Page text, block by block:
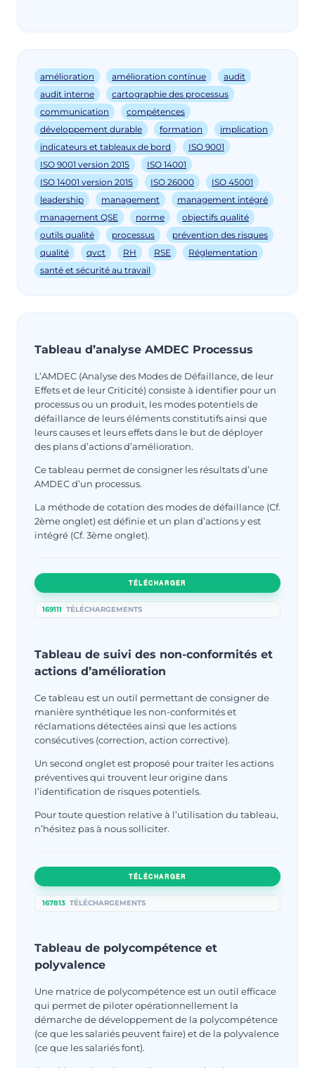
amélioration amélioration continue
audit
audit interne
cartographie des processus
communication
compétences
développement durable
formation
implication
indicateurs et tableaux de bord
ISO 9001
ISO 9001 version 2015
ISO 14001
ISO 14001 version 2015
ISO 26000
ISO 45001
leadership
management
management intégré
management QSE
norme
objectifs qualité
outils qualité
processus
prévention des risques
qualité
qvct RH RSE
Réglementation
santé et sécurité au travail
Tableau d’analyse AMDEC Processus
L’AMDEC (Analyse des Modes de Défaillance, de leur
Effets et de leur Criticité) consiste à identifier pour un
processus ou un produit, les modes potentiels de
défaillance de leurs éléments constitutifs ainsi que
leurs causes et leurs effets dans le but de déployer
des plans d’actions d’amélioration.
Ce tableau permet de consigner les résultats d’une
AMDEC d’un processus.
La méthode de cotation des modes de défaillance (Cf.
2ème onglet) est définie et un plan d’actions y est
intégré (Cf. 3ème onglet).
TÉLÉCHARGER
169111 TÉLÉCHARGEMENTS
Tableau de suivi des non-conformités et
actions d’amélioration
Ce tableau est un outil permettant de consigner de
manière synthétique les non-conformités et
réclamations détectées ainsi que les actions
consécutives (correction, action corrective).
Un second onglet est proposé pour traiter les actions
préventives qui trouvent leur origine dans
l’identification de risques potentiels.
Pour toute question relative à l’utilisation du tableau,
n’hésitez pas à nous solliciter.
TÉLÉCHARGER
167813 TÉLÉCHARGEMENTS
Tableau de polycompétence et
polyvalence
Une matrice de polycompétence est un outil efficace
qui permet de piloter opérationnellement la
démarche de développement de la polycompétence
(ce que les salariés peuvent faire) et de la polyvalence
(ce que les salariés font).